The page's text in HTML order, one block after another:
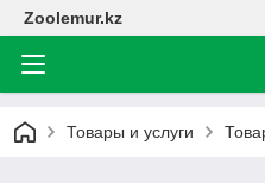
Zoolemur.kz
Товары и услуги